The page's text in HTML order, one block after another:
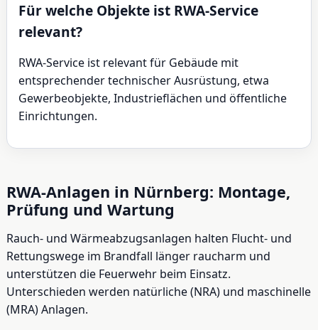
Für welche Objekte ist RWA-Service
relevant?
RWA-Service ist relevant für Gebäude mit
entsprechender technischer Ausrüstung, etwa
Gewerbeobjekte, Industrieflächen und öffentliche
Einrichtungen.
RWA-Anlagen in Nürnberg: Montage,
Prüfung und Wartung
Rauch- und Wärmeabzugsanlagen halten Flucht- und
Rettungswege im Brandfall länger raucharm und
unterstützen die Feuerwehr beim Einsatz.
Unterschieden werden natürliche (NRA) und maschinelle
(MRA) Anlagen.